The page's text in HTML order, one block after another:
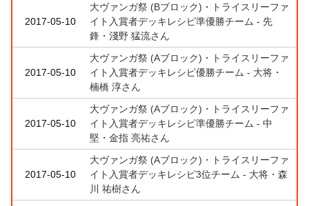
2017-05-10
大ヴァンガ祭 (Bブロック)・トライスリーファ
イト入賞者デッキレシピ準優勝チーム - 先
鋒・淺野 猛流さん
2017-05-10
大ヴァンガ祭 (Aブロック)・トライスリーファ
イト入賞者デッキレシピ優勝チーム - 大将・
楠橋 淳さん
2017-05-10
大ヴァンガ祭 (Aブロック)・トライスリーファ
イト入賞者デッキレシピ準優勝チーム - 中
堅・金指 亮祐さん
2017-05-10
大ヴァンガ祭 (Aブロック)・トライスリーファ
イト入賞者デッキレシピ3位チーム - 大将・森
川 祐樹さん